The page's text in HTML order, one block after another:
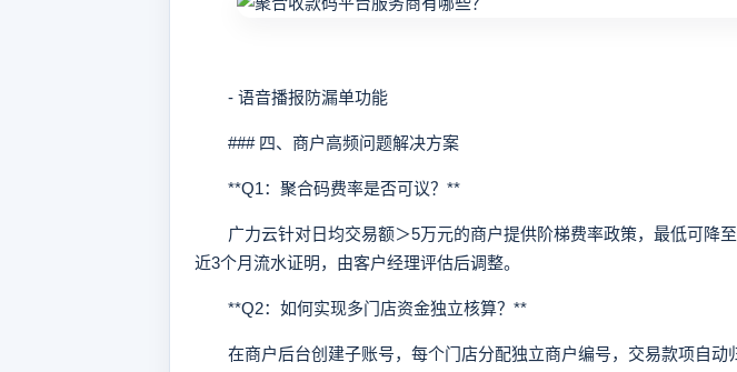
- 语音播报防漏单功能
### 四、商户高频问题解决方案
**Q1：聚合码费率是否可议？**
广力云针对日均交易额＞5万元的商户提供阶梯费率政策，最低可降至
近3个月流水证明，由客户经理评估后调整。
**Q2：如何实现多门店资金独立核算？**
在商户后台创建子账号，每个门店分配独立商户编号，交易款项自动